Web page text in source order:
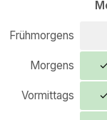
Mattina presto
La mattina